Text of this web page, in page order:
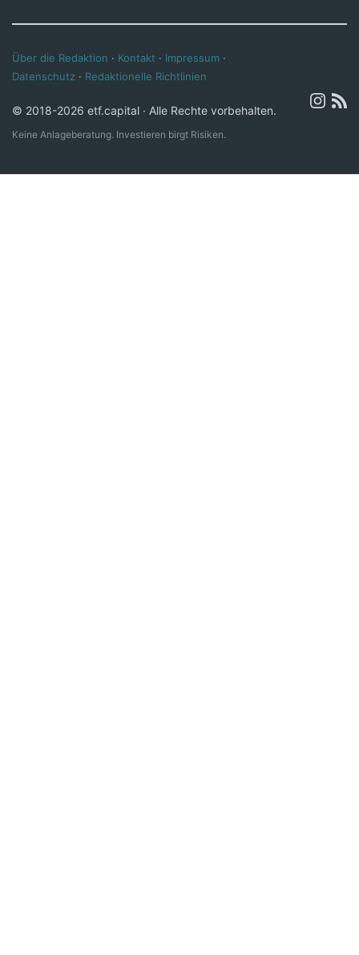
Über die Redaktion · Kontakt · Impressum ·
Datenschutz · Redaktionelle Richtlinien
© 2018-2026 etf.capital · Alle Rechte vorbehalten.
Keine Anlageberatung. Investieren birgt Risiken.